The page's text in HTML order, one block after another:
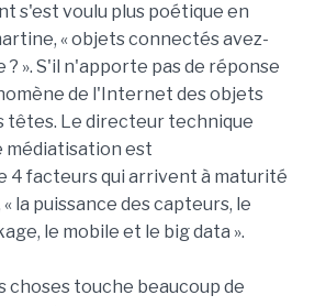
s'est voulu plus poétique en
« objets connectés avez-
? ». S'il n'apporte pas de réponse
de l'Internet des objets
têtes. Le directeur technique
médiatisation est
4 facteurs qui arrivent à maturité
la puissance des capteurs, le
le mobile et le big data ».
choses touche beaucoup de